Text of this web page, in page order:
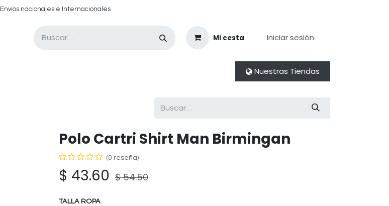
​​ E​nvíos nacionales e ​​​Internacionales​
Mi cesta Iniciar sesión
Nuestras Tiendas
Polo Cartri Shirt Man Birmingan
(0 reseña)
$ 43.60 $54.50
TALLA ROPA